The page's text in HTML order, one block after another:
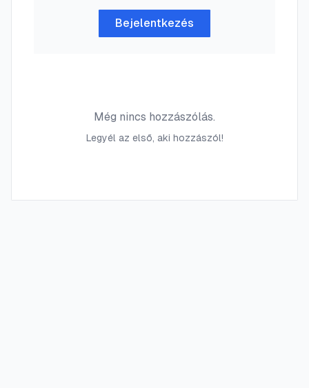
Bejelentkezés
Még nincs hozzászólás.
Legyél az első, aki hozzászól!